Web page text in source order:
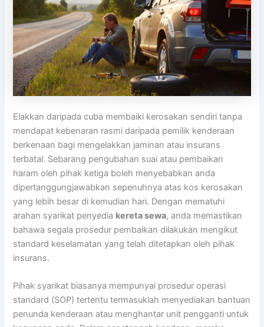
Elakkan daripada cuba membaiki kerosakan sendiri tanpa
mendapat kebenaran rasmi daripada pemilik kenderaan
berkenaan bagi mengelakkan jaminan atau insurans
terbatal. Sebarang pengubahan suai atau pembaikan
haram oleh pihak ketiga boleh menyebabkan anda
dipertanggungjawabkan sepenuhnya atas kos kerosakan
yang lebih besar di kemudian hari. Dengan mematuhi
arahan syarikat penyedia kereta sewa, anda memastikan
bahawa segala prosedur pembaikan dilakukan mengikut
standard keselamatan yang telah ditetapkan oleh pihak
insurans.
Pihak syarikat biasanya mempunyai prosedur operasi
standard (SOP) tertentu termasuklah menyediakan bantuan
penunda kenderaan atau menghantar unit pengganti untuk